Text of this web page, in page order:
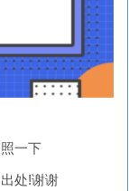
一下
处!谢谢